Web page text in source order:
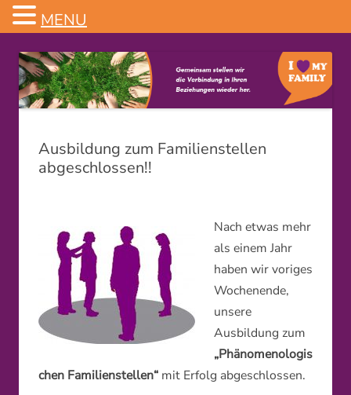
Ausbildung zum Familienstellen
abgeschlossen!!
Nach etwas mehr
als einem Jahr
haben wir voriges
Wochenende,
unsere
Ausbildung zum
„Phänomenologis
chen Familienstellen“ mit Erfolg abgeschlossen.
MENU